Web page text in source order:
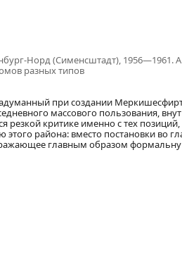
Норд (Сименсштадт), 1956—1961.
разных типов
при создании
массового пользования,
резкой критике именно с тех
этого района: вместо постановки во
главным образом